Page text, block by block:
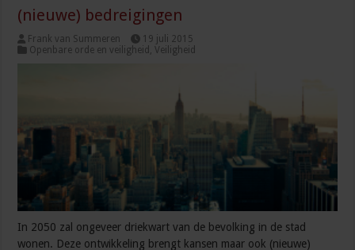
(nieuwe) bedreigingen
Frank van Summeren
19 juli 2015
Openbare orde en veiligheid ,Veiligheid
In 2050 zal ongeveer driekwart van de bevolking in de stad
wonen. Deze ontwikkeling brengt kansen maar ook (nieuwe)